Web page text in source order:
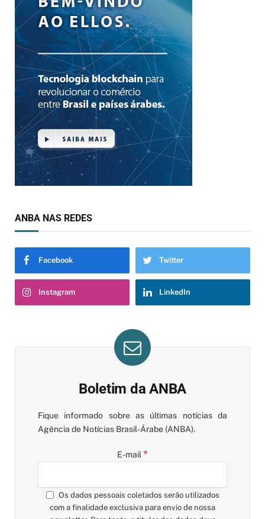
ANBA NAS REDES
Facebook Twitter
Instagram LinkedIn
Boletim da ANBA
Fique informado sobre as últimas notícias da
Agência de Notícias Brasil-Árabe (ANBA).
E-mail *
Os dados pessoais coletados serão utilizados
com a finalidade exclusiva para envio de nossa